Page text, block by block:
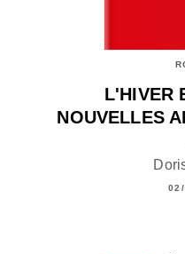
L'HIVER
NOUVELLES